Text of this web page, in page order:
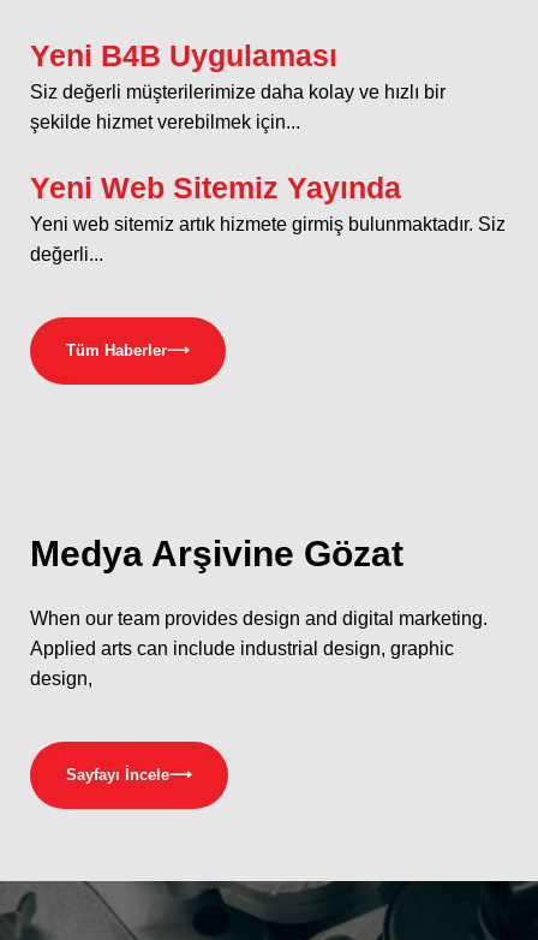
Yeni B4B Uygulaması
Siz değerli müşterilerimize daha kolay ve hızlı bir
şekilde hizmet verebilmek için...
Yeni Web Sitemiz Yayında
Yeni web sitemiz artık hizmete girmiş bulunmaktadır. Siz
değerli...
Tüm Haberler⟶
Medya Arşivine Gözat
When our team provides design and digital marketing.
Applied arts can include industrial design, graphic
design,
Sayfayı İncele⟶